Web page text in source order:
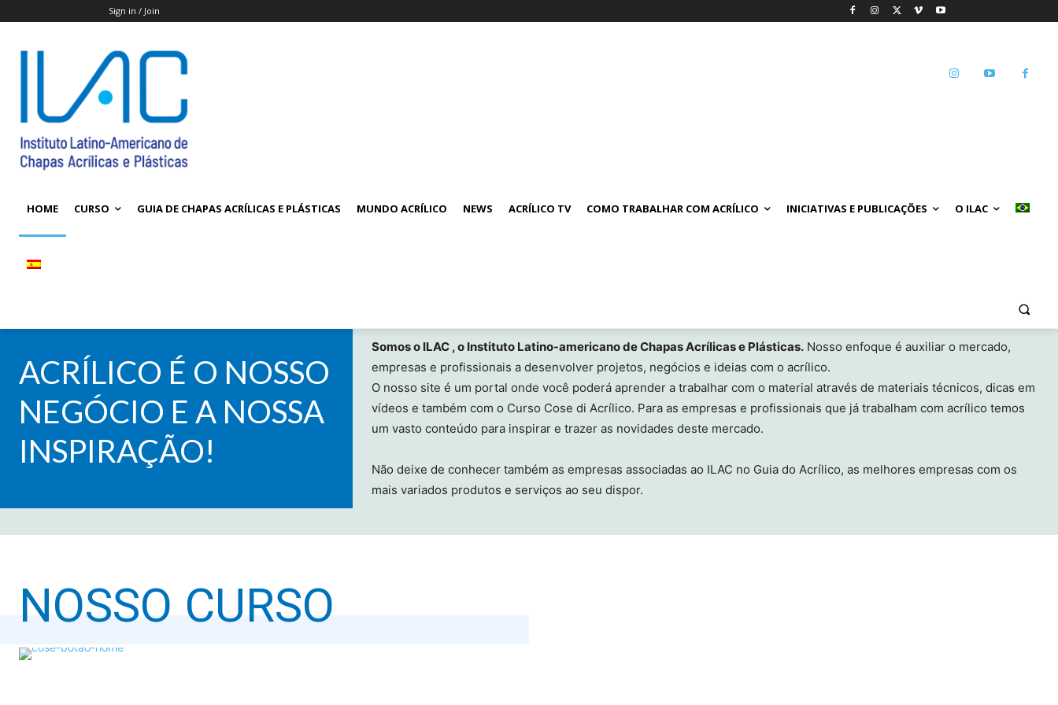
Sign in / Join
HOME CURSO GUIA DE CHAPAS ACRÍLICAS E PLÁSTICAS MUNDO ACRÍLICO NEWS ACRÍLICO TV COMO TRABALHAR COM ACRÍLICO INICIATIVAS E PUBLICAÇÕES O ILAC
ACRÍLICO É O NOSSO
NEGÓCIO E A NOSSA
INSPIRAÇÃO!
Somos o ILAC , o Instituto Latino-americano de Chapas Acrílicas e Plásticas. Nosso enfoque é auxiliar o mercado,
empresas e profissionais a desenvolver projetos, negócios e ideias com o acrílico.
O nosso site é um portal onde você poderá aprender a trabalhar com o material através de materiais técnicos, dicas em
vídeos e também com o Curso Cose di Acrílico. Para as empresas e profissionais que já trabalham com acrílico temos
um vasto conteúdo para inspirar e trazer as novidades deste mercado.
Não deixe de conhecer também as empresas associadas ao ILAC no Guia do Acrílico, as melhores empresas com os
mais variados produtos e serviços ao seu dispor.
NOSSO CURSO